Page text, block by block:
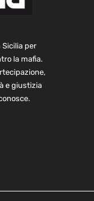
Sicilia per
la mafia.
e giustizia